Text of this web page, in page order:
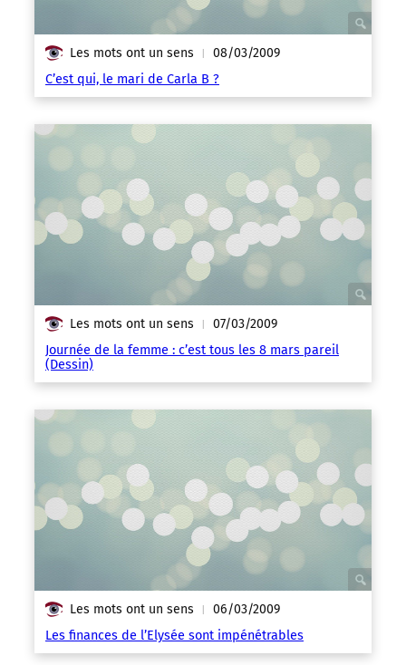
Les mots ont un sens | 08/03/2009
C’est qui, le mari de Carla B ?
Les mots ont un sens | 07/03/2009
Journée de la femme : c’est tous les 8 mars pareil
(Dessin)
Les mots ont un sens | 06/03/2009
Les finances de l’Elysée sont impénétrables